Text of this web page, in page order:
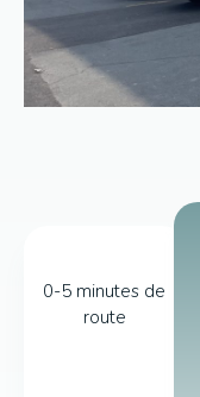
0-5 minutes de
route